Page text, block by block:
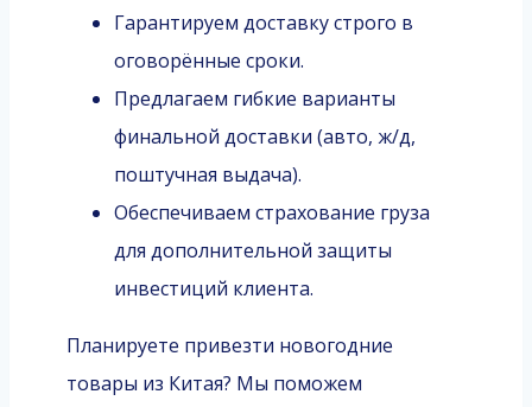
Гарантируем доставку строго в
оговорённые сроки.
Предлагаем гибкие варианты
финальной доставки (авто, ж/д,
поштучная выдача).
Обеспечиваем страхование груза
для дополнительной защиты
инвестиций клиента.
Планируете привезти новогодние
товары из Китая? Мы поможем